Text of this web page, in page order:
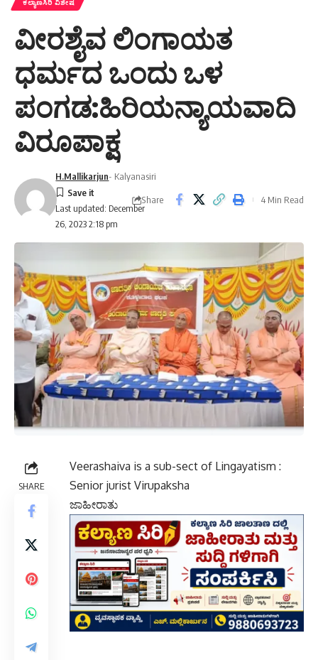
ಕಲ್ಯಾಣಸಿರಿ ವಿಶೇಷ
ವೀರಶೈವ ಲಿಂಗಾಯತ
ಧರ್ಮದ ಒಂದು ಒಳ
ಪಂಗಡ:ಹಿರಿಯನ್ಯಾಯವಾದಿ
ವಿರೂಪಾಕ್ಷ
Last updated: December
26, 2023 2:18 pm
H.Mallikarjun- Kalyanasiri
Share 4 Min Read
SHARE
Veerashaiva is a sub-sect of Lingayatism :
Senior jurist Virupaksha
ಜಾಹೀರಾತು